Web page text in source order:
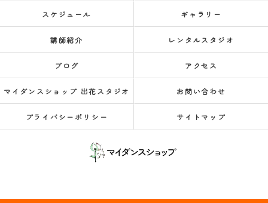
スケジュール ギャラリー
講師紹介 レンタルスタジオ
ブログ アクセス
マイダンスショップ 出花スタジオ お問い合わせ
プライバシーポリシー サイトマップ